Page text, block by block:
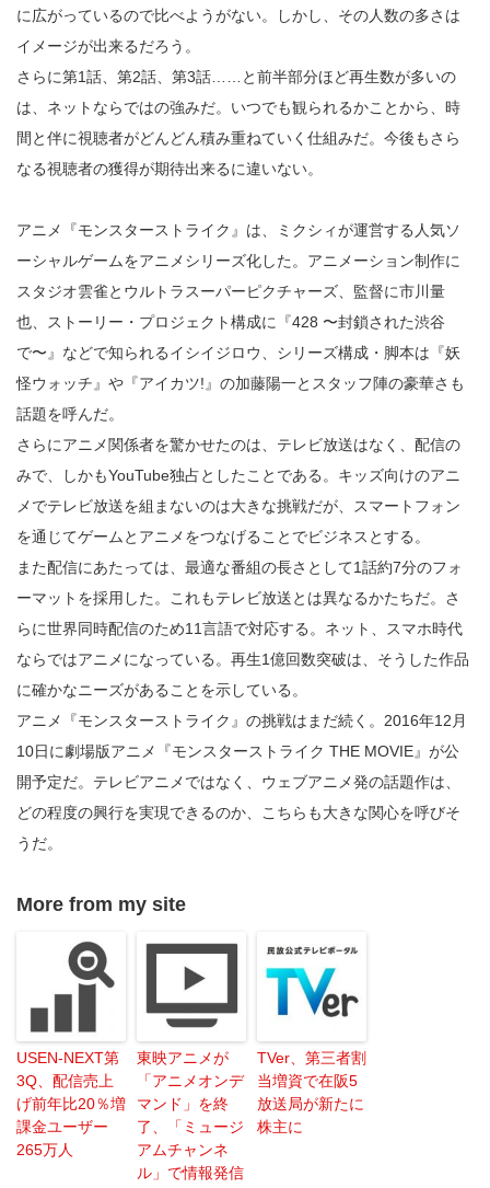
に広がっているので比べようがない。しかし、その人数の多さは
イメージが出来るだろう。
さらに第1話、第2話、第3話……と前半部分ほど再生数が多いの
は、ネットならではの強みだ。いつでも観られるかことから、時
間と伴に視聴者がどんどん積み重ねていく仕組みだ。今後もさら
なる視聴者の獲得が期待出来るに違いない。
アニメ『モンスターストライク』は、ミクシィが運営する人気ソ
ーシャルゲームをアニメシリーズ化した。アニメーション制作に
スタジオ雲雀とウルトラスーパーピクチャーズ、監督に市川量
也、ストーリー・プロジェクト構成に『428 〜封鎖された渋谷
で〜』などで知られるイシイジロウ、シリーズ構成・脚本は『妖
怪ウォッチ』や『アイカツ!』の加藤陽一とスタッフ陣の豪華さも
話題を呼んだ。
さらにアニメ関係者を驚かせたのは、テレビ放送はなく、配信の
みで、しかもYouTube独占としたことである。キッズ向けのアニ
メでテレビ放送を組まないのは大きな挑戦だが、スマートフォン
を通じてゲームとアニメをつなげることでビジネスとする。
また配信にあたっては、最適な番組の長さとして1話約7分のフォ
ーマットを採用した。これもテレビ放送とは異なるかたちだ。さ
らに世界同時配信のため11言語で対応する。ネット、スマホ時代
ならではアニメになっている。再生1億回数突破は、そうした作品
に確かなニーズがあることを示している。
アニメ『モンスターストライク』の挑戦はまだ続く。2016年12月
10日に劇場版アニメ『モンスターストライク THE MOVIE』が公
開予定だ。テレビアニメではなく、ウェブアニメ発の話題作は、
どの程度の興行を実現できるのか、こちらも大きな関心を呼びそ
うだ。
More from my site
USEN-NEXT第
3Q、配信売上
げ前年比20％増
課金ユーザー
265万人
東映アニメが
「アニメオンデ
マンド」を終
了、「ミュージ
アムチャンネ
ル」で情報発信
TVer、第三者割
当増資で在阪5
放送局が新たに
株主に